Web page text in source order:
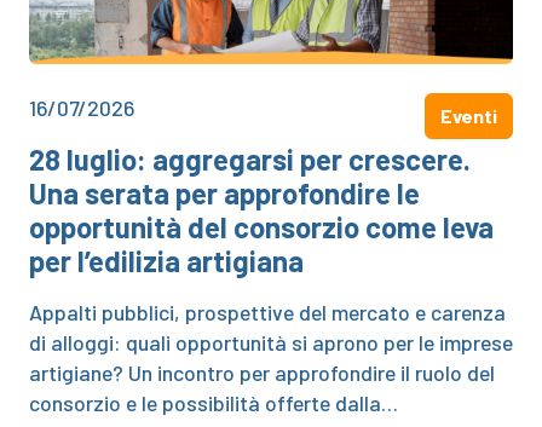
16/07/2026 Eventi
28 luglio: aggregarsi per crescere.
Una serata per approfondire le
opportunità del consorzio come leva
per l’edilizia artigiana
Appalti pubblici, prospettive del mercato e carenza
di alloggi: quali opportunità si aprono per le imprese
artigiane? Un incontro per approfondire il ruolo del
consorzio e le possibilità offerte dalla…